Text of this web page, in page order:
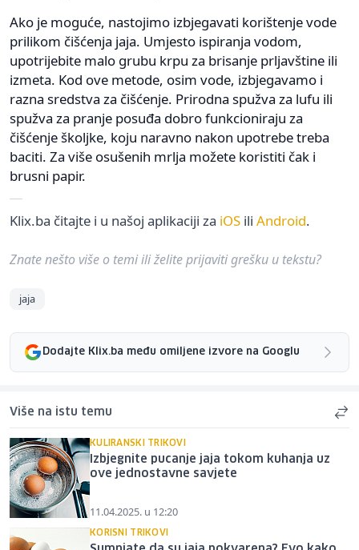
Ako je moguće, nastojimo izbjegavati korištenje vode
prilikom čišćenja jaja. Umjesto ispiranja vodom,
upotrijebite malo grubu krpu za brisanje prljavštine ili
izmeta. Kod ove metode, osim vode, izbjegavamo i
razna sredstva za čišćenje. Prirodna spužva za lufu ili
spužva za pranje posuđa dobro funkcioniraju za
čišćenje školjke, koju naravno nakon upotrebe treba
baciti. Za više osušenih mrlja možete koristiti čak i
brusni papir.
Klix.ba čitajte i u našoj aplikaciji za iOS ili Android.
Znate nešto više o temi ili želite prijaviti grešku u tekstu?
jaja
Dodajte Klix.ba među omiljene izvore na Googlu
Više na istu temu
KULIRANSKI TRIKOVI
Izbjegnite pucanje jaja tokom kuhanja uz
ove jednostavne savjete
11.04.2025. u 12:20
KORISNI TRIKOVI